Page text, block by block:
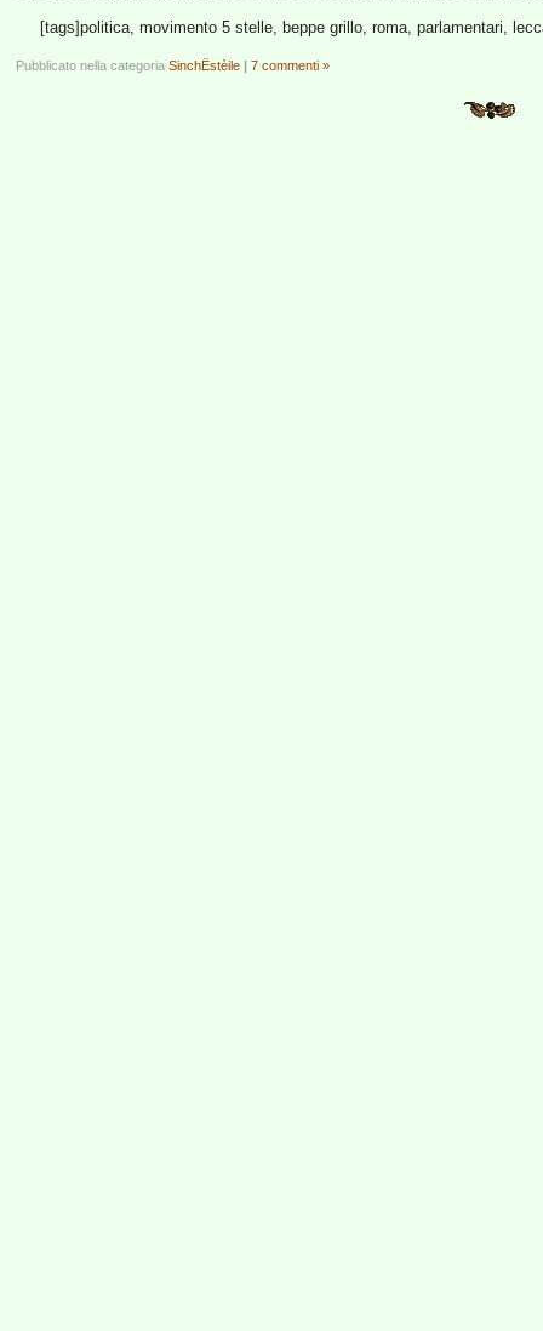
[tags]politica, movimento 5 stelle, beppe grillo, roma, parlamentari,
Pubblicato nella categoria SinchËstèile | 7 commenti »